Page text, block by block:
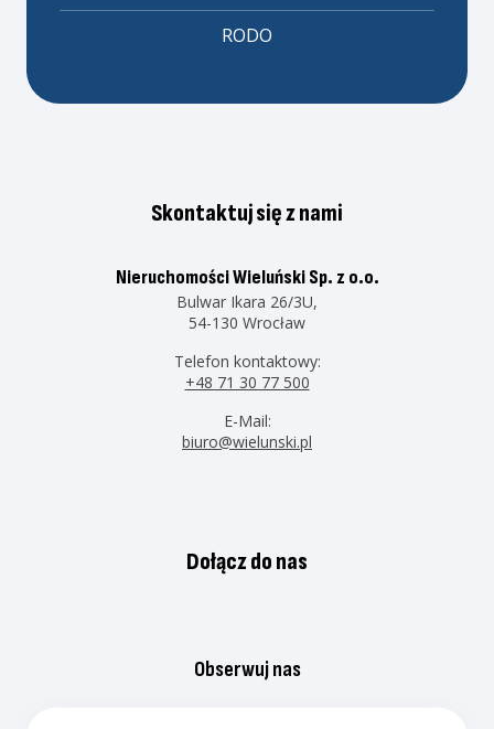
RODO
Skontaktuj się z nami
Nieruchomości Wieluński Sp. z o.o.
Bulwar Ikara 26/3U,
54-130 Wrocław
Telefon kontaktowy:
+48 71 30 77 500
E-Mail:
biuro@wielunski.pl
Dołącz do nas
Obserwuj nas